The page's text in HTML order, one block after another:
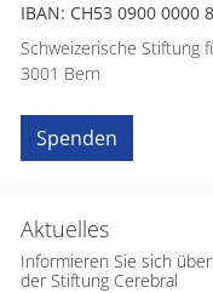
IBAN: CH53 0900 0000
Schweizerische Stiftung
3001 Bern
Spenden
Aktuelles
Informieren Sie sich
der Stiftung Cerebral